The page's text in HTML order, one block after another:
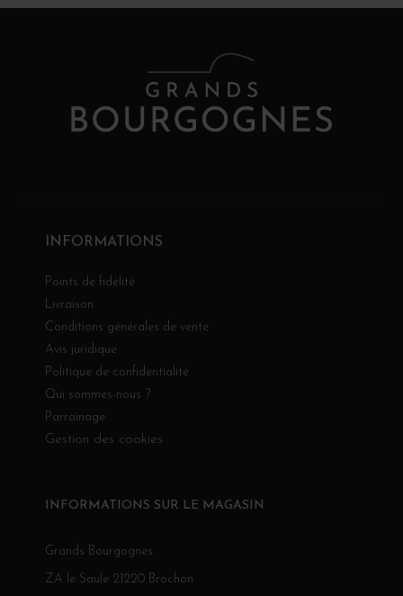
INFORMATIONS
Points de fidélité
Livraison
Conditions générales de vente
Avis juridique
Politique de confidentialité
Qui sommes-nous ?
Parrainage
Gestion des cookies
INFORMATIONS SUR LE MAGASIN
Grands Bourgognes
ZA le Saule 21220 Brochon